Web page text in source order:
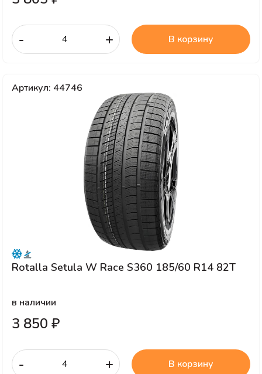
- + В корзину
Артикул: 44746
Rotalla Setula W Race S360 185/60 R14 82T
в наличии
3 850 ₽
- + В корзину